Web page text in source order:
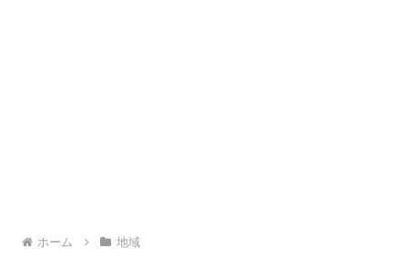
ホーム 地域